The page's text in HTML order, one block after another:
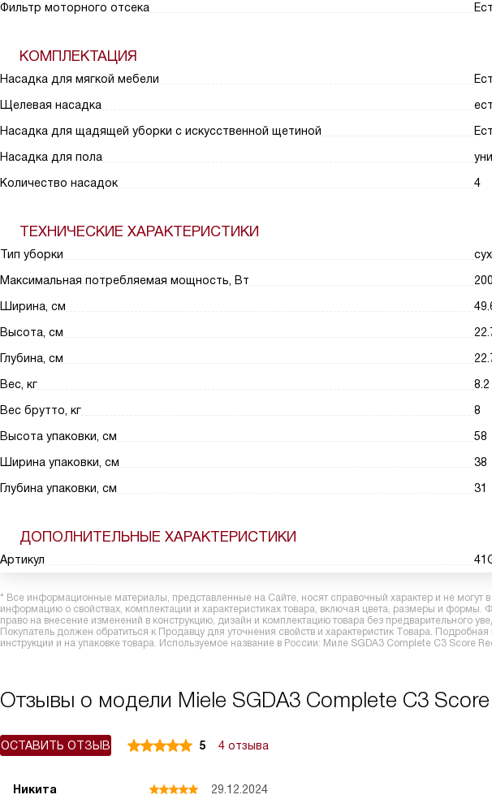
Фильтр моторного отсека
КОМПЛЕКТАЦИЯ
Насадка для мягкой мебели
Щелевая насадка
Насадка для щадящей уборки с искусственной щетиной
Насадка для пола
Количество насадок
4
ТЕХНИЧЕСКИЕ ХАРАКТЕРИСТИКИ
Тип уборки
Максимальная потребляемая мощность, Вт
Ширина, см
Высота, см
Глубина, см
Вес, кг
8.2
Вес брутто, кг
8
Высота упаковки, см
58
Ширина упаковки, см
38
Глубина упаковки, см
31
ДОПОЛНИТЕЛЬНЫЕ ХАРАКТЕРИСТИКИ
Артикул
* Все информационные материалы, представленные на Сайте, носят справочный характер и не могут
информацию о свойствах, комплектации и характеристиках товара, включая цвета, размеры и формы.
право на внесение изменений в конструкцию, дизайн и комплектацию товара без предварительного
Покупатель должен обратиться к Продавцу для уточнения свойств и характеристик Товара.
инструкции и на упаковке товара. Используемое название в России: Миле SGDA3 Complete C3 Score
Отзывы о модели Miele SGDA3 Complete C3 Score
5 4 отзыва
ОСТАВИТЬ ОТЗЫВ
Никита 29.12.2024